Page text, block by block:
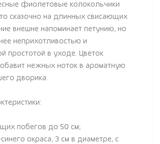
фиолетовые колокольчики
сказочно на длинных свисающих
внешне напоминает петунию, но
неприхотливостью и
простотой в уходе. Цветок
нежных ноток в ароматную
дворика.
побегов до 50 см;
окраса, 3 см в диаметре, с